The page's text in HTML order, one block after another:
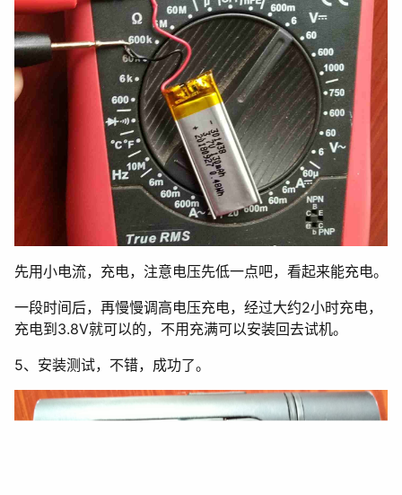
先用小电流，充电，注意电压先低一点吧，看起来能充电。
一段时间后，再慢慢调高电压充电，经过大约2小时充电，
充电到3.8V就可以的，不用充满可以安装回去试机。
5、安装测试，不错，成功了。